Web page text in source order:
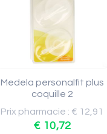
Medela personalfit plus
coquille 2
Prix pharmacie : € 12,91
€ 10,72